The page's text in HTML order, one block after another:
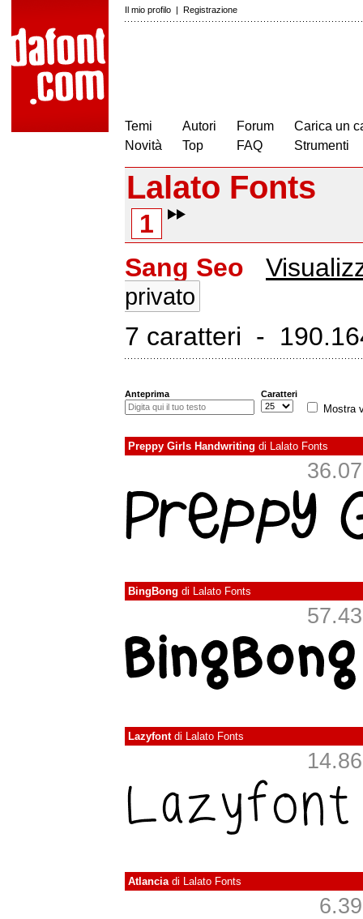
Il mio profilo | Registrazione
Temi
Novità
Autori
Top
Forum
FAQ
Carica un
Strumenti
Lalato Fonts
1
Sang Seo
privato
7 caratteri -
Anteprima Caratteri
Mostra
Preppy Girls Handwriting di Lalato Fonts
BingBong di Lalato Fonts
Lazyfontdi Lalato Fonts
Atlanciadi Lalato Fonts